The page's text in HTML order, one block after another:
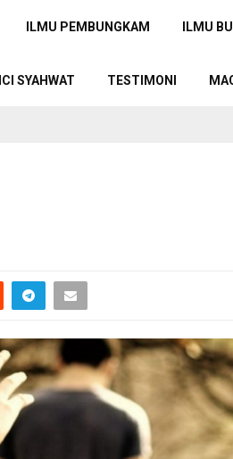
ILMU PEMBUNGKAM ILMU
SYAHWAT TESTIMONI